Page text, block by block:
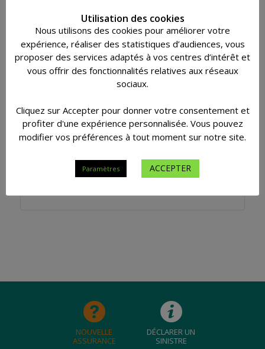
L’assistance voyage est une assurance indispensable à
vos vacances. Elle vous permet de profiter de votre séjour
sans avoir à vous soucier de ce qui pourrait arriver à votre
famille. En cas de pépin, ce contrat vous permet d’obtenir
charge les frais qui y sont liés. Vous pouvez alors partir
l’esprit tranquille et savourer votre séjour à 100%.
Pour déterminer avec précision l’assistance qui
la formule la moins chère, faites appel
gratuitement et sans engagement de votre part à l’un de
NOUVELLE
ASSURANCE
DÉCLARER UN
SINISTRE
Utilisation des cookies
Nous utilisons des cookies pour améliorer votre
expérience, réaliser des statistiques d’audiences, vous
proposer des services adaptés à vos centres d’intérêt et
vous offrir des fonctionnalités relatives aux réseaux
sociaux.
Cliquez sur Accepter pour donner votre consentement et
profiter d'une expérience personnalisée. Vous pouvez
modifier vos préférences à tout moment sur notre site.
Paramètres ACCEPTER